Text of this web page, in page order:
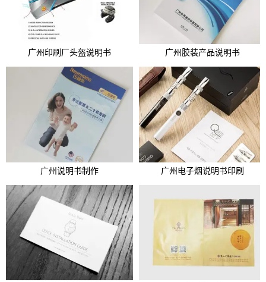
广州印刷厂头盔说明书 广州胶装产品说明书
广州说明书制作 广州电子烟说明书印刷